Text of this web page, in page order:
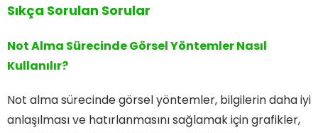
Sıkça Sorulan Sorular
Not Alma Sürecinde Görsel Yöntemler Nasıl
Kullanılır?
Not alma sürecinde görsel yöntemler, bilgilerin daha iyi
anlaşılması ve hatırlanmasını sağlamak için grafikler,